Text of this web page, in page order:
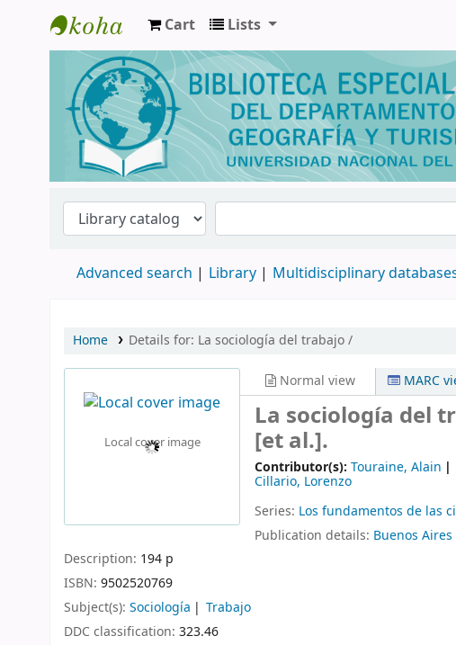
Biblioteca de Geografía y Turismo
Cart Lists
Advanced search Library Multidisciplinary
Home Details for: La sociología del trabajo /
Local cover image
Normal view MARC
La sociología del
[et al.].
Contributor(s): Touraine, Alain
Cillario, Lorenzo
Series: Los fundamentos de las
Publication details: Buenos Aires
Description: 194 p
ISBN: 9502520769
Subject(s): Sociología
Trabajo
DDC classification: 323.46